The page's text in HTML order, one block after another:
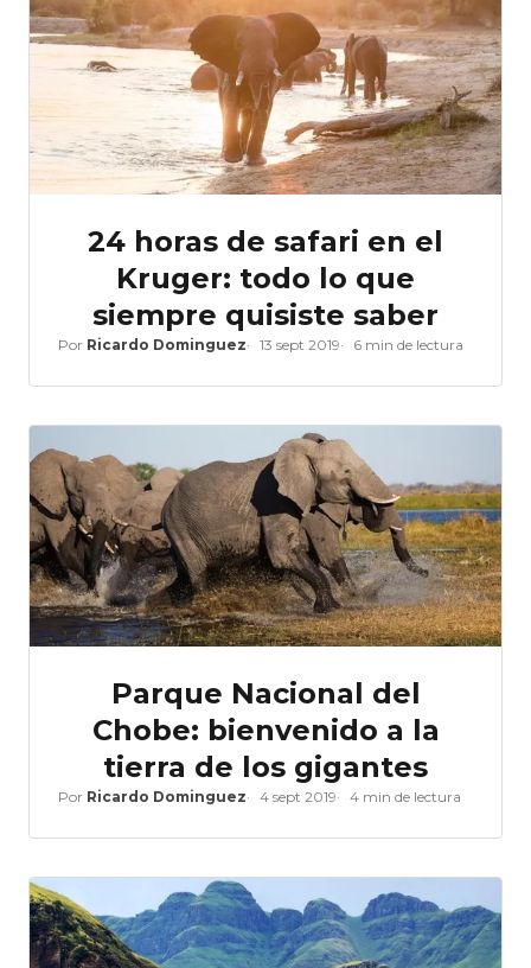
24 horas de safari en el
Kruger: todo lo que
siempre quisiste saber
Por Ricardo Dominguez 13 sept 2019 6 min de lectura
Parque Nacional del
Chobe: bienvenido a la
tierra de los gigantes
Por Ricardo Dominguez 4 sept 2019 4 min de lectura